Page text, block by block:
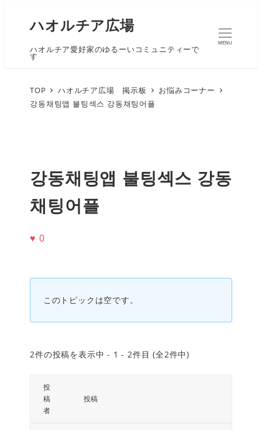
ハオルチア広場
ハオルチア愛好家のゆるーいコミュニティーで
す
MENU
TOP ハオルチア広場 掲示板
お悩みコーナー
강동채팅앱 불팅섹스 강동채팅어플
강동채팅앱 불팅섹스 강동
채팅어플
♥ 0
このトピックは空です。
2件の投稿を表示中 - 1 - 2件目 (全2件中)
投
稿
者
投稿